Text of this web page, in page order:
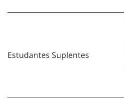
Estudantes Suplentes